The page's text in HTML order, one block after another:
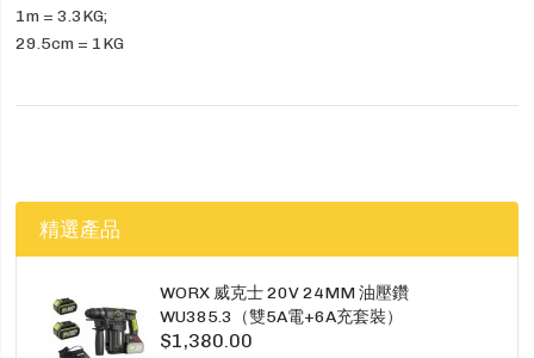
1m = 3.3KG;
29.5cm = 1KG
精選產品
WORX 威克士 20V 24MM 油壓鑽
WU385.3（雙5A電+6A充套裝）
$1,380.00